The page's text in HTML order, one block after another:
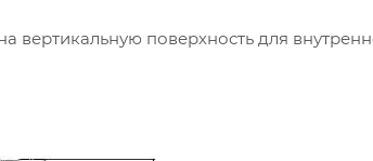
вертикальную поверхность для